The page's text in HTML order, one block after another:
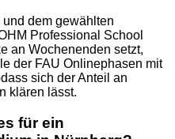
dem gewählten
Professional School
an Wochenenden setzt,
der FAU Onlinephasen mit
sich der Anteil an
klären lässt.
für ein